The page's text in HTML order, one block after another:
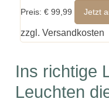
Preis: € 99,99 Jetzt
zzgl. Versandkosten
Ins richtige
Leuchten